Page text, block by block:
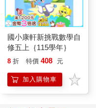
國小康軒新挑戰數學自
修五上｛115學年｝
8 折 特價 408 元
加入購物車